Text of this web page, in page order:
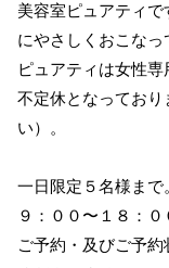
美容室ピュアティ
にやさしくおこなっ
ピュアティは女性専
不定休となっており
い）。
一日限定５名様まで
９：００〜１８：０
ご予約・及びご予